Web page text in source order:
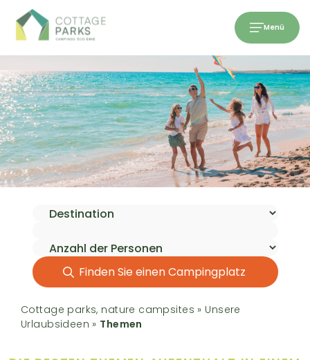
Menü
Finden Sie einen Campingplatz
Cottage parks, nature campsites » Unsere
Urlaubsideen » Themen